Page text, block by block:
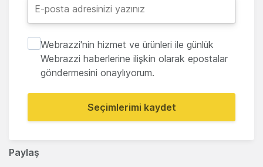
Paylaş
Webrazzi'nin hizmet ve ürünleri ile günlük
Webrazzi haberlerine ilişkin olarak epostalar
göndermesini onaylıyorum.
Seçimlerimi kaydet